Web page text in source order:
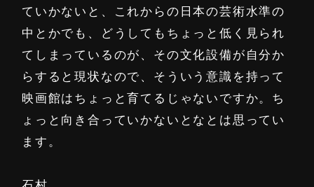
ていかないと、これからの日本の芸術水準の
中とかでも、どうしてもちょっと低く見られ
てしまっているのが、その文化設備が自分か
らすると現状なので、そういう意識を持って
映画館はちょっと育てるじゃないですか。ち
ょっと向き合っていかないとなとは思ってい
ます。